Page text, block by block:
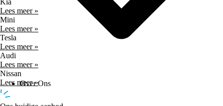
Over Ons
Lees meer »
Mini
Lees meer »
Tesla
Lees meer »
Audi
Lees meer »
Nissan
Lees meer »